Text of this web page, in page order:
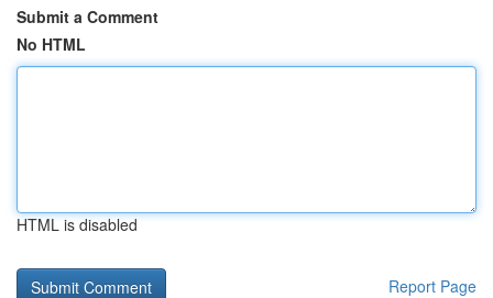
Submit a Comment
No HTML
HTML is disabled
Report Page